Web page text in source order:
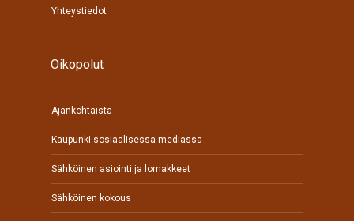
Yhteystiedot
Oikopolut
Ajankohtaista
Kaupunki sosiaalisessa mediassa
Sähköinen asiointi ja lomakkeet
Sähköinen kokous